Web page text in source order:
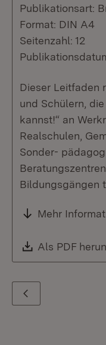
Publikationsart:
Format: DIN A4
Seitenzahl: 12
Dieser Leitfaden
und Schülern,
kannst!“ an
Realschulen,
Sonder-
Bildungsgängen
Mehr
Download:
Als PDF
Zurück